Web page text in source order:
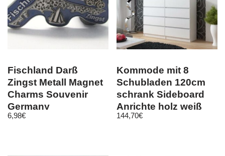
Fischland Darß
Zingst Metall Magnet
Charms Souvenir
Germany
6,98€
Kommode mit 8
Schubladen 120cm
schrank Sideboard
Anrichte holz weiß
144,70€